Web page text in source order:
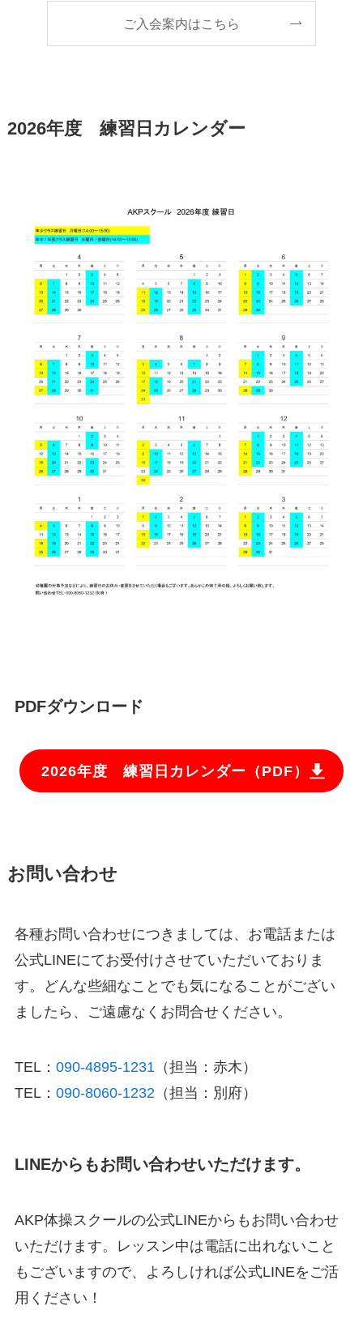
ご入会案内はこちら
2026年度 練習日カレンダー
PDFダウンロード
2026年度 練習日カレンダー（PDF）
お問い合わせ
各種お問い合わせにつきましては、お電話または
公式LINEにてお受付けさせていただいておりま
す。どんな些細なことでも気になることがござい
ましたら、ご遠慮なくお問合せください。
TEL： 090-4895-1231 （担当：赤木）
TEL： 090-8060-1232 （担当：別府）
LINEからもお問い合わせいただけます。
AKP体操スクールの公式LINEからもお問い合わせ
いただけます。レッスン中は電話に出れないこと
もございますので、よろしければ公式LINEをご活
用ください！